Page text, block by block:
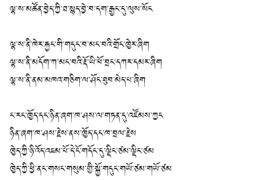
ལྷ་ས་མཚོན་བྱེད་ཀྱི་ཐ་སྙད་བྱེ་བ་དག་རྒྱང་དུ་ལུས་སོང
ལྷ་ས་ནི་ཁེར་རྐྱང་གི་གདུང་བ་མང་བའི་གྲོང་ཁྱེར་ཞིག
ལྷ་ས་ནི་མདོག་ཀ་མང་བའི་རྡོ་ཡི་ཕོ་བྲང་དཀར་དམར་ཞིག
ལྷ་ས་ནི་ནམ་མཁའ་གཅིག་ལ་ཤོང་ཐུབ་མེད་པ་ཞིག
ང་རང་ཁྱོད་དང་ཉིན་ཞག་ཁ་ཤས་ལ་གཏན་དུ་འཛོམས་ཀྱང
ཉིན་ཞག་ཁ་ཤས་རྗེས་ནས་ཁྱོད་དང་ཁ་བྲལ་རྗེས
ཁྱེད་ཀྱི་ཉི་འོད་འཇམ་པོ་དེ་ངོ་གདོང་དུ་ལྡིང་ཙམ་ལྡིང་ཙམ
ཁྱེད་ཀྱི་ཕྱི་ནང་གསང་གསུམ་གྱི་སྐྱོ་གདུང་གཡོ་ཙམ་གཡོ་ཙམ